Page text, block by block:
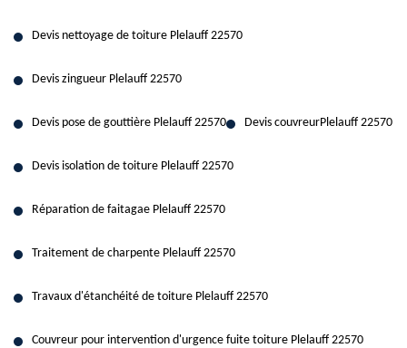
Devis nettoyage de toiture Plelauff 22570
Devis zingueur Plelauff 22570
Devis pose de gouttière Plelauff 22570 Devis couvreurPlelauff 22570
Devis isolation de toiture Plelauff 22570
Réparation de faitagae Plelauff 22570
Traitement de charpente Plelauff 22570
Travaux d'étanchéité de toiture Plelauff 22570
Couvreur pour intervention d'urgence fuite toiture Plelauff 22570